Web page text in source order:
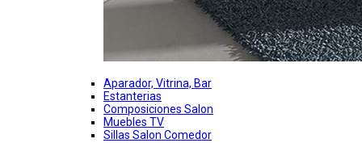
Aparador, Vitrina, Bar
Estanterias
Composiciones Salon
Muebles TV
Sillas Salon Comedor